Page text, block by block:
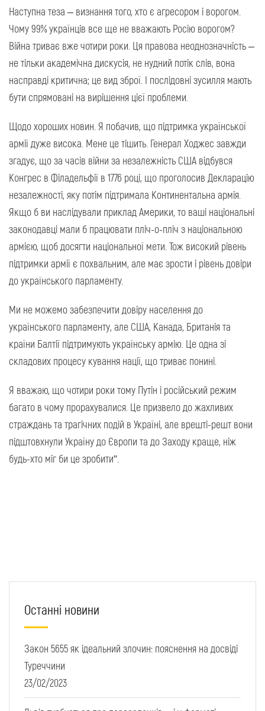
Наступна теза – визнання того, хто є агресором і ворогом.
Чому 99% українців все ще не вважають Росію ворогом?
Війна триває вже чотири роки. Ця правова неоднозначність –
не тільки академічна дискусія, не нудний потік слів, вона
насправді критична; це вид зброї. І послідовні зусилля мають
бути спрямовані на вирішення цієї проблеми.
Щодо хороших новин. Я побачив, що підтримка української
армії дуже висока. Мене це тішить. Генерал Ходжес завжди
згадує, що за часів війни за незалежність США відбувся
Конгрес в Філадельфії в 1776 році, що проголосив Декларацію
незалежності, яку потім підтримала Континентальна армія.
Якщо б ви наслідували приклад Америки, то ваші національні
законодавці мали б працювати пліч-о-пліч з національною
армією, щоб досягти національної мети. Тож високий рівень
підтримки армії є похвальним, але має зрости і рівень довіри
до українського парламенту.
Ми не можемо забезпечити довіру населення до
українського парламенту, але США, Канада, Британія та
країни Балтії підтримують українську армію. Це одна зі
складових процесу кування нації, що триває понині.
Я вважаю, що чотири роки тому Путін і російський режим
багато в чому прорахувалися. Це призвело до жахливих
страждань та трагічних подій в Україні, але врешті-решт вони
підштовхнули Україну до Європи та до Заходу краще, ніж
будь-хто міг би це зробити”.
Останні новини
Закон 5655 як ідеальний злочин: пояснення на досвіді
Туреччини
23/02/2023